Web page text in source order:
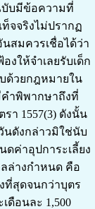
บับมีข้อความที่
ท็จจริงไม่ปรากฏ
สมควรเชื่อได้ว่า
งให้จำเลยรับเด็ก
ด้วยกฎหมายใน
ำพิพากษาถึงที่
า 1557(3) ดังนั้น
นดังกล่าวมิใช่นับ
ดค่าอุปการะเลี้ยง
ล่างกำหนด คือ
ที่สุดจนกว่าบุตร
ดือนละ 1,500